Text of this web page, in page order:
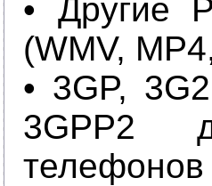
• Другие
(WMV,
• 3GP,
3GPP2
телефонов